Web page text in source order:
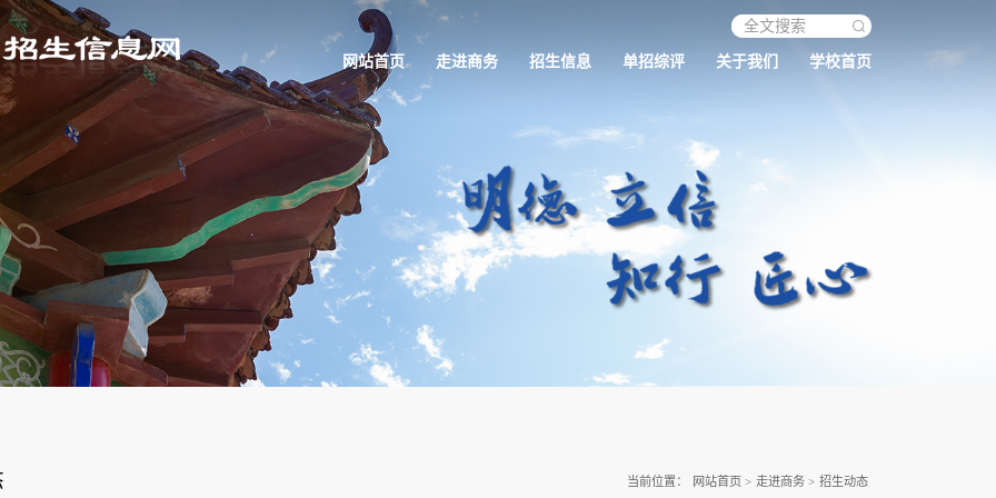
网站首页 走进商务 招生信息 单招综评 关于我们 学校首页
当前位置： 网站首页 > 走进商务 > 招生动态